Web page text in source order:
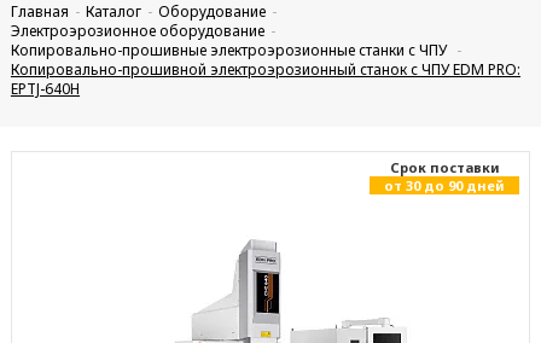
Главная Каталог
Оборудование
Электроэрозионное оборудование
Копировально-прошивные электроэрозионные станки с ЧПУ
Копировально-прошивной электроэрозионный станок с ЧПУ EDM PRO:
EPTJ-640H
Cрок поставки
от 30 до 90 дней